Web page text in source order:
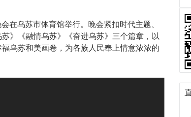
在乌苏市体育馆举行。晚会紧扣时代主题、
》《融情乌苏》《奋进乌苏》三个篇章，以
乌苏和美画卷，为各族人民奉上情意浓浓的